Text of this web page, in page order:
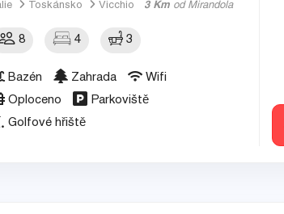
Toskánsko Vicchio 3 Km od Mirandola
8 4 3
Bazén Zahrada
Wifi
Oploceno
Parkoviště
Golfové hřiště